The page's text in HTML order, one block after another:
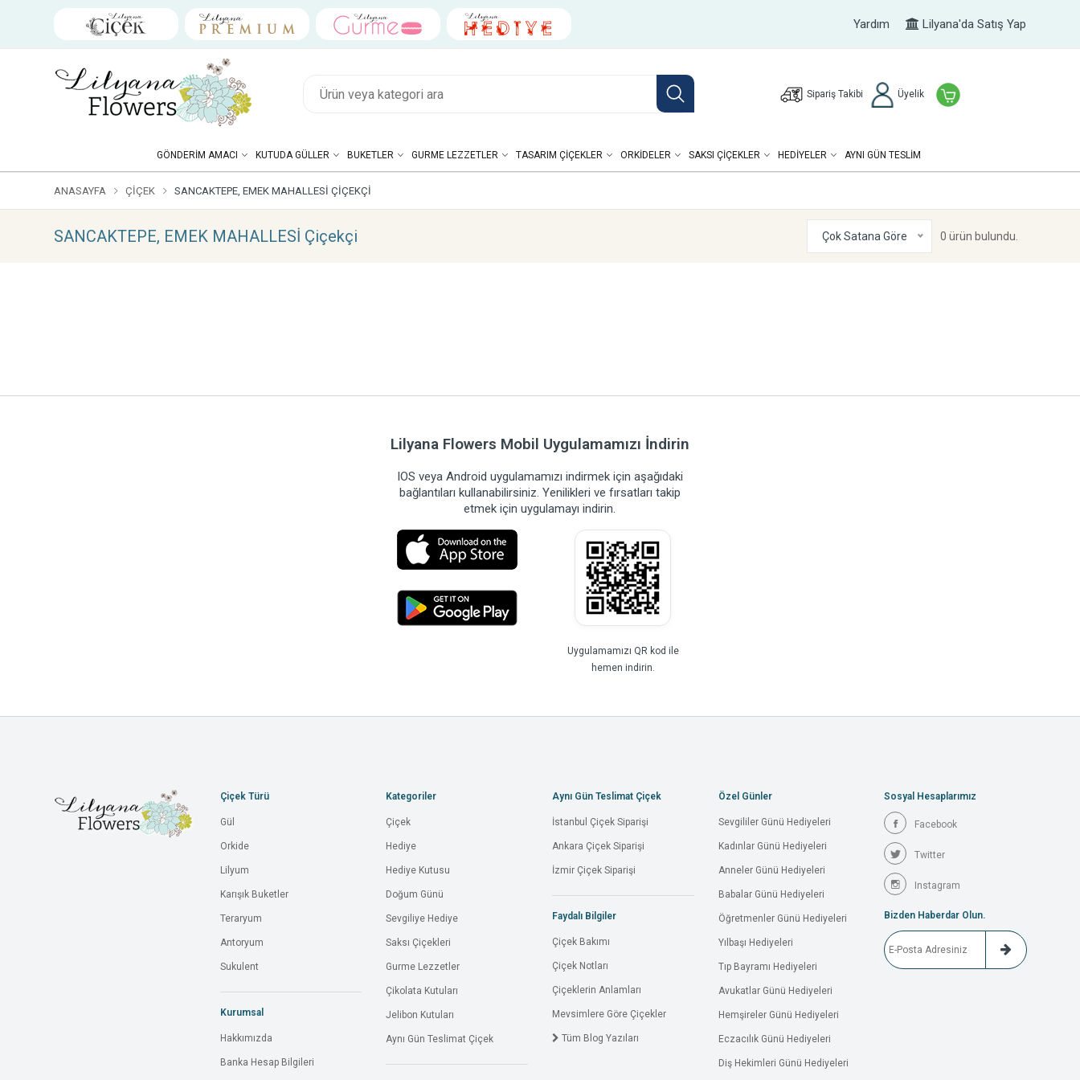
Yardım Lilyana'da Satış Yap
Sipariş Takibi Üyelik
GÖNDERIM AMACI KUTUDA GÜLLER BUKETLER GURME LEZZETLER TASARIM ÇIÇEKLER ORKIDELER SAKSI ÇIÇEKLER HEDIYELER AYNI GÜN TESLİM
ANASAYFA ÇIÇEK SANCAKTEPE, EMEK MAHALLESİ ÇIÇEKÇI
SANCAKTEPE, EMEK MAHALLESİ Çiçekçi Çok Satana Göre 0 ürün bulundu.
Lilyana Flowers Mobil Uygulamamızı İndirin
IOS veya Android uygulamamızı indirmek için aşağıdaki
bağlantıları kullanabilirsiniz. Yenilikleri ve fırsatları takip
etmek için uygulamayı indirin.
Uygulamamızı QR kod ile
hemen indirin.
Çiçek Türü
Gül
Orkide
Lilyum
Karışık Buketler
Teraryum
Antoryum
Sukulent
Kurumsal
Hakkımızda
Banka Hesap Bilgileri
Kategoriler
Çiçek
Hediye
Hediye Kutusu
Doğum Günü
Sevgiliye Hediye
Saksı Çiçekleri
Gurme Lezzetler
Çikolata Kutuları
Jelibon Kutuları
Aynı Gün Teslimat Çiçek
Aynı Gün Teslimat Çiçek
İstanbul Çiçek Siparişi
Ankara Çiçek Siparişi
İzmir Çiçek Siparişi
Faydalı Bilgiler
Çiçek Bakımı
Çiçek Notları
Çiçeklerin Anlamları
Mevsimlere Göre Çiçekler
Tüm Blog Yazıları
Özel Günler
Sevgililer Günü Hediyeleri
Kadınlar Günü Hediyeleri
Anneler Günü Hediyeleri
Babalar Günü Hediyeleri
Öğretmenler Günü Hediyeleri
Yılbaşı Hediyeleri
Tıp Bayramı Hediyeleri
Avukatlar Günü Hediyeleri
Hemşireler Günü Hediyeleri
Eczacılık Günü Hediyeleri
Diş Hekimleri Günü Hediyeleri
Sosyal Hesaplarımız
Facebook
Twitter
Instagram
Bizden Haberdar Olun.